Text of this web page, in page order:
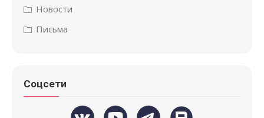
Новости
Письма
Соцсети